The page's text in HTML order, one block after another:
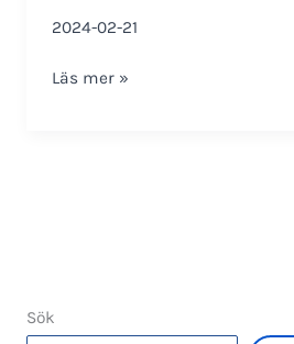
2024-02-21
Installationsanvisning
Läs mer »
Sök